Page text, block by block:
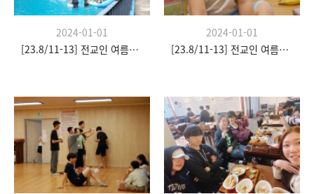
2024-01-01
[23.8/11-13] 전교인 여름수련회
2024-01-01
[23.8/11-13] 전교인 여름수련회